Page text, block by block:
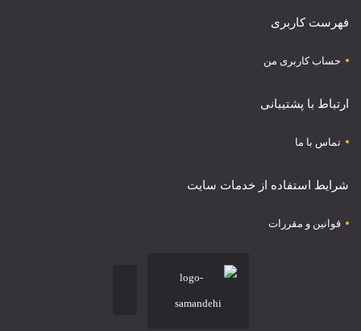
فهرست کاربری
حساب کاربری من
ارتباط با پشتیبانی
تماس با ما
شرایط استفاده از خدمات سایت
قوانین و مقررات